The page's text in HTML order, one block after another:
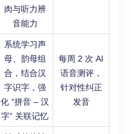
肉与听力辨
音能力
系统学习声
母、韵母组
合，结合汉
字识字，强
化 “拼音 – 汉
字” 关联记忆
每周 2 次 AI
语音测评，
针对性纠正
发音